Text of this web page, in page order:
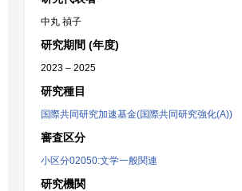
中丸 禎子
研究期間 (年度)
2023 – 2025
研究種目
国際共同研究加速基金(国際共同研究強化(A))
審査区分
小区分02050:文学一般関連
研究機関